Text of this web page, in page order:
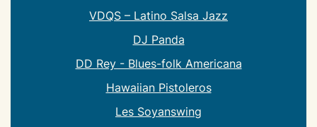
VDQS – Latino Salsa Jazz
DJ Panda
DD Rey - Blues-folk Americana
Hawaiian Pistoleros
Les Soyanswing